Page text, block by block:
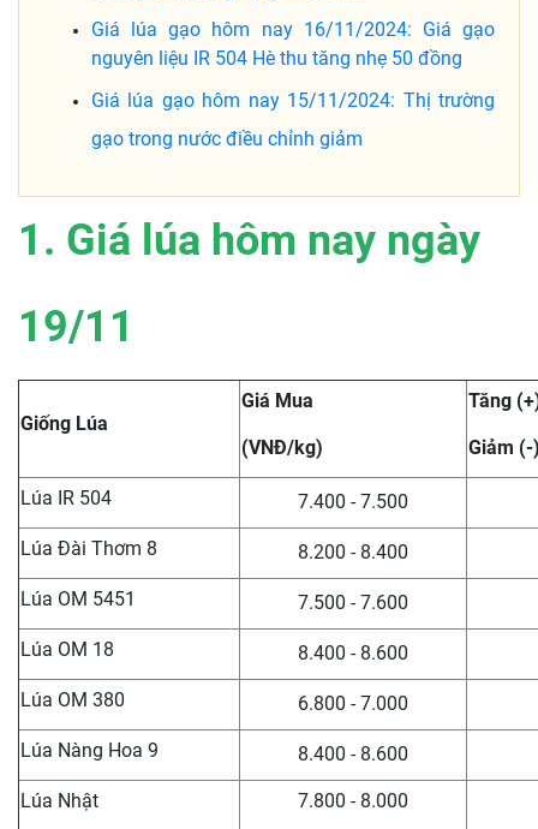
Giá lúa gạo hôm nay 16/11/2024: Giá gạo
nguyên liệu IR 504 Hè thu tăng nhẹ 50 đồng
Giá lúa gạo hôm nay 15/11/2024: Thị trường
gạo trong nước điều chỉnh giảm
1. Giá lúa hôm nay ngày
19/11
Giống Lúa
Giá Mua
(VNĐ/kg)
Tăng
Giảm (-
Lúa IR 504 7.400 - 7.500
Lúa Đài Thơm 8 8.200 - 8.400
Lúa OM 5451 7.500 - 7.600
Lúa OM 18 8.400 - 8.600
Lúa OM 380 6.800 - 7.000
Lúa Nàng Hoa 9 8.400 - 8.600
Lúa Nhật 7.800 - 8.000